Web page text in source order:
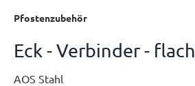
Pfostenzubehör
Eck - Verbinder - flach
AOS Stahl